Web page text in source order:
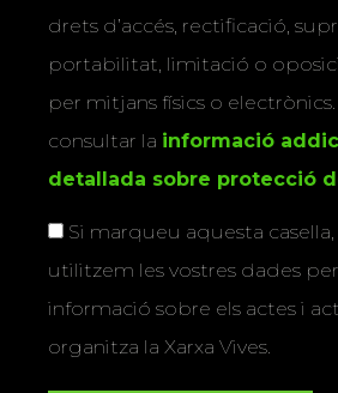
drets d’accés, rectificació,
portabilitat, limitació o
per mitjans físics o
consultar la informació
detallada sobre protecció
Si marqueu aquesta
utilitzem les vostres dades
informació sobre els actes i
organitza la Xarxa Vives.